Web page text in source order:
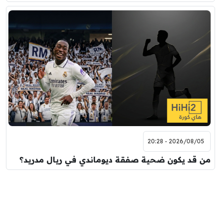
2026/08/05 - 20:28
من قد يكون ضحية صفقة ديوماندي في ريال مدريد؟